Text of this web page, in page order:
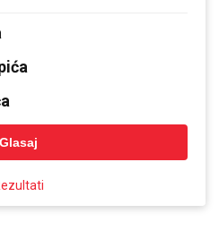
Glasaj